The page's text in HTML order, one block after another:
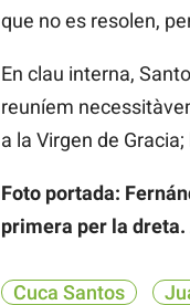
que no es resolen,
En clau interna,
reuníem
a la Virgen de
Foto portada:
primera per la
Cuca Santos